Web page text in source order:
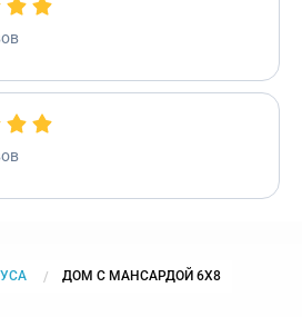
CURRENT:
ДОМ С МАНСАРДОЙ 6Х8